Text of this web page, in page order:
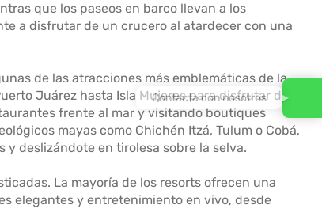
que los paseos en barco llevan a los
a disfrutar de un crucero al atardecer con una
de las atracciones más emblemáticas de la
Juárez hasta Isla Mujeres para disfrutar de
frente al mar y visitando boutiques
mayas como Chichén Itzá, Tulum o Cobá,
deslizándote en tirolesa sobre la selva.
La mayoría de los resorts ofrecen una
elegantes y entretenimiento en vivo, desde
Contacta con nosotros